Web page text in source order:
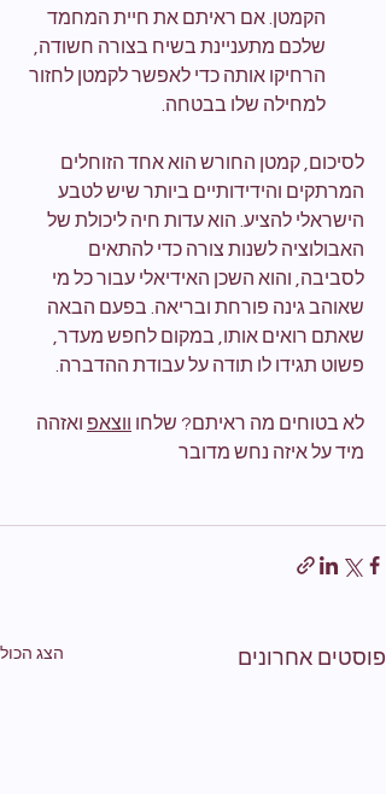
הקמטן. אם ראיתם את חיית המחמד
שלכם מתעניינת בשיח בצורה חשודה,
הרחיקו אותה כדי לאפשר לקמטן לחזור
למחילה שלו בבטחה.
לסיכום, קמטן החורש הוא אחד הזוחלים
המרתקים והידידותיים ביותר שיש לטבע
הישראלי להציע. הוא עדות חיה ליכולת של
האבולוציה לשנות צורה כדי להתאים
לסביבה, והוא השכן האידיאלי עבור כל מי
שאוהב גינה פורחת ובריאה. בפעם הבאה
שאתם רואים אותו, במקום לחפש מעדר,
פשוט תגידו לו תודה על עבודת ההדברה.
לא בטוחים מה ראיתם? שלחו ווצאפ ואזהה
מיד על איזה נחש מדובר
פוסטים אחרונים הצג הכול